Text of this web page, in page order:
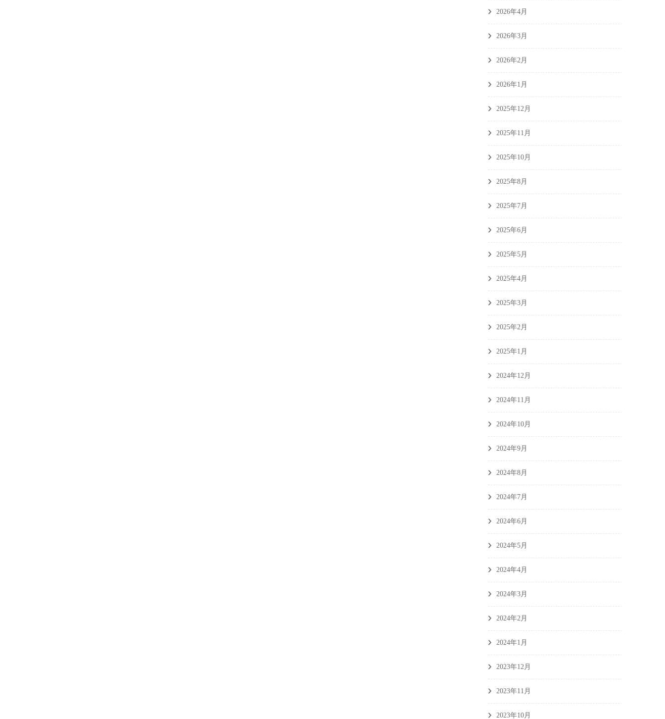
2026年4月
2026年3月
2026年2月
2026年1月
2025年12月
2025年11月
2025年10月
2025年8月
2025年7月
2025年6月
2025年5月
2025年4月
2025年3月
2025年2月
2025年1月
2024年12月
2024年11月
2024年10月
2024年9月
2024年8月
2024年7月
2024年6月
2024年5月
2024年4月
2024年3月
2024年2月
2024年1月
2023年12月
2023年11月
2023年10月